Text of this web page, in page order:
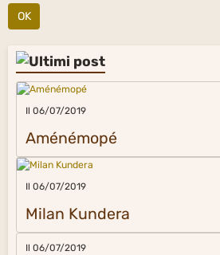
OK
Il 06/07/2019
Aménémopé
Il 06/07/2019
Milan Kundera
Il 06/07/2019